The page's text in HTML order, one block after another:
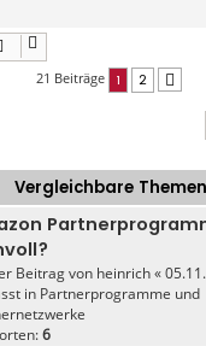
21 Beiträge 1 2
Vergleichbare Themen
Beitrag von heinrich«
in Partnerprogramme und
6